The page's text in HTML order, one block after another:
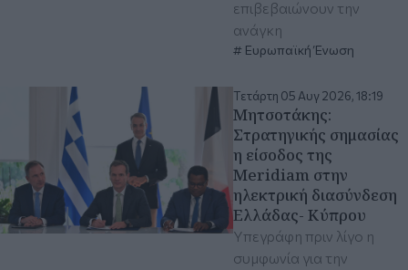
επιβεβαιώνουν την
ανάγκη
Ευρωπαϊκή Ένωση
Τετάρτη 05 Αυγ 2026, 18:19
Μητσοτάκης:
Στρατηγικής σημασίας
η είσοδος της
Meridiam στην
ηλεκτρική διασύνδεση
Ελλάδας- Κύπρου
Υπεγράφη πριν λίγο η
συμφωνία για την